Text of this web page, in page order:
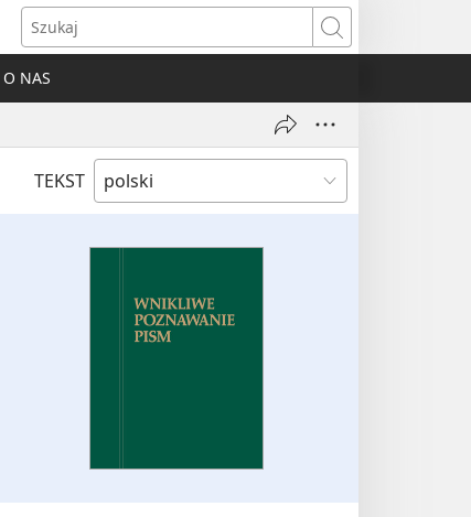
Szukaj
O NAS
TEKST